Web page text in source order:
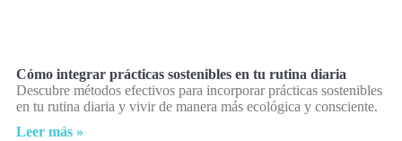
Cómo integrar prácticas sostenibles en tu rutina diaria
Descubre métodos efectivos para incorporar prácticas sostenibles
en tu rutina diaria y vivir de manera más ecológica y consciente.
Leer más »